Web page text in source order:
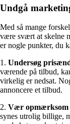
Undgå
Med så mange
være svært at skelne
er nogle punkter, du
1. Undersøg
værende på tilbud,
virkelig er nedsat.
annoncere et tilbud.
2. Vær opmærksom
synes utrolig billige,